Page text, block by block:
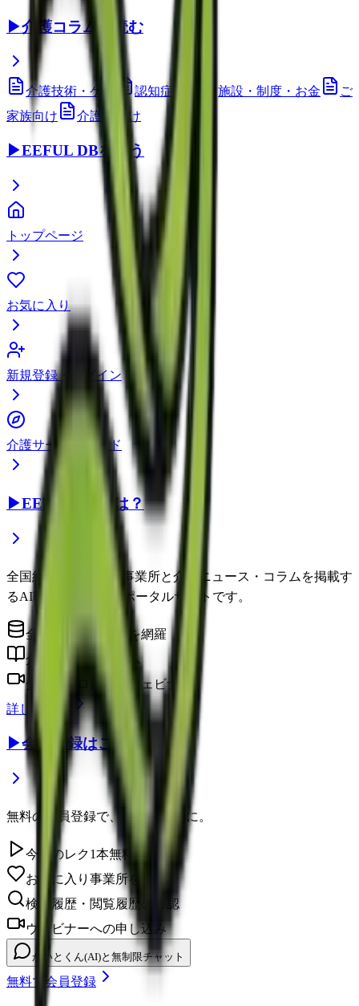
▶介護コラムを読む
介護技術・ケア 認知症ケア 施設・制度・お金
ご
家族向け
介護職向け
▶EEFUL DBを使う
トップページ
お気に入り
新規登録・ログイン
介護サービスガイド
▶EEFUL DBとは？
全国約22万件の介護事業所と介護ニュース・コラムを掲載す
るAI時代の介護情報ポータルサイトです。
全国の介護事業所を網羅
介護に役立つコラム
介護のプロによるウェビナー
詳しく見る
▶会員登録はこちら
無料の会員登録で、さらに便利に。
今日のレク1本無料視聴
お気に入り事業所を保存
検索履歴・閲覧履歴の確認
ウェビナーへの申し込み
かいとくん(AI)と無制限チャット
無料で会員登録